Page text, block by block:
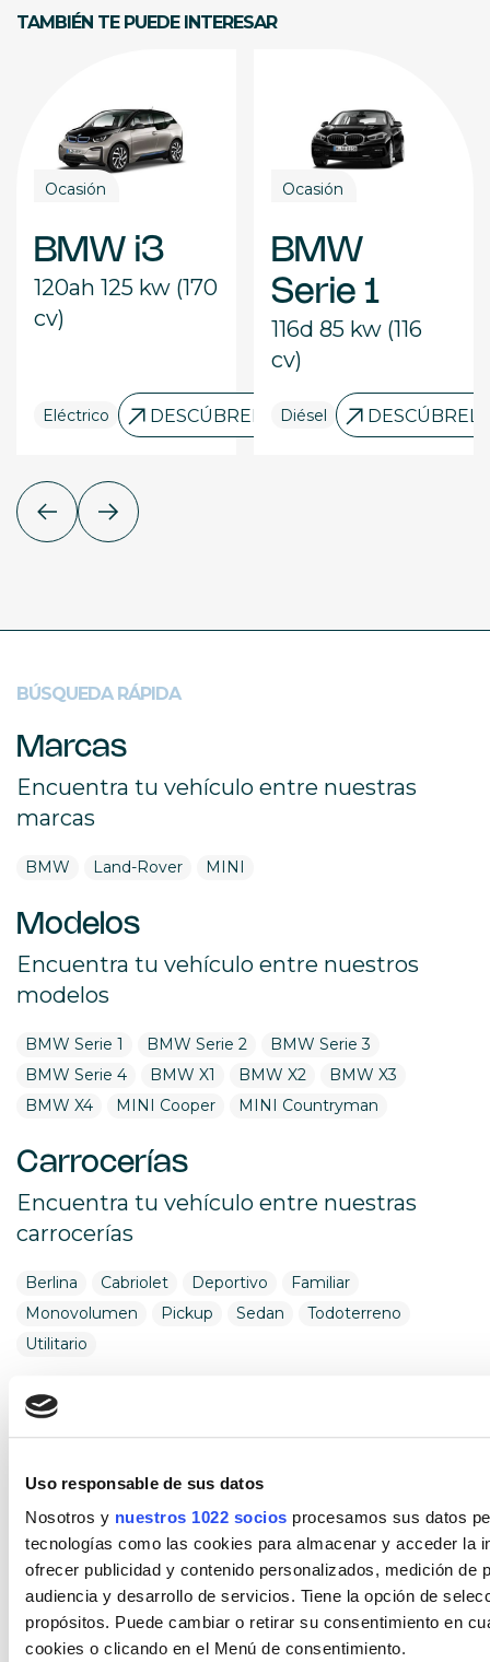
Uso responsable de sus datos
Nosotros y nuestros 1022 socios procesamos sus datos
tecnologías como las cookies para almacenar y acceder la
ofrecer publicidad y contenido personalizados, medición de
audiencia y desarrollo de servicios. Tiene la opción de
propósitos. Puede cambiar o retirar su consentimiento en
cookies o clicando en el Menú de consentimiento.
TAMBIÉN TE PUEDE INTERESAR
Ocasión
BMW i3
120ah 125 kw (170
cv)
Eléctrico DESCÚBRELO
Ocasión
BMW
Serie 1
116d 85 kw (116
cv)
Diésel
BÚSQUEDA RÁPIDA
Marcas
Encuentra tu vehículo entre nuestras
marcas
BMW Land-Rover MINI
Modelos
Encuentra tu vehículo entre nuestros
modelos
BMW Serie 1 BMW Serie 2
BMW Serie 3
BMW Serie 4
BMW X1 BMW X2
BMW X3
BMW X4
MINI Cooper MINI Countryman
Carrocerías
Encuentra tu vehículo entre nuestras
carrocerías
Berlina Cabriolet Deportivo
Familiar
Monovolumen
Pickup Sedan
Todoterreno
Utilitario
Combustible
Encuentra tu vehículo por combustible
Diésel Eléctrico Gasolina
Híbrido (Gasolina)
Híbrido enchufable
Cambio
Encuentra tu vehículo por cambios